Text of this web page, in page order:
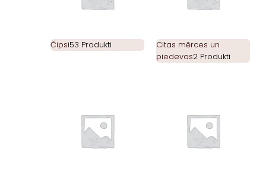
Čipsi53 Produkti
Citas mērces un
piedevas2 Produkti